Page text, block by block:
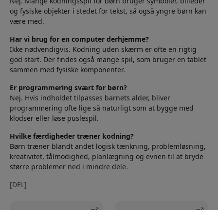
og fysiske objekter i stedet for tekst, så også yngre børn kan
være med.
Har vi brug for en computer derhjemme?
Ikke nødvendigvis. Kodning uden skærm er ofte en rigtig
god start. Der findes også mange spil, som bruger en tablet
sammen med fysiske komponenter.
Er programmering svært for børn?
Nej. Hvis indholdet tilpasses barnets alder, bliver
programmering ofte lige så naturligt som at bygge med
klodser eller løse puslespil.
Hvilke færdigheder træner kodning?
Børn træner blandt andet logisk tænkning, problemløsning,
kreativitet, tålmodighed, planlægning og evnen til at bryde
større problemer ned i mindre dele.
[DEL]